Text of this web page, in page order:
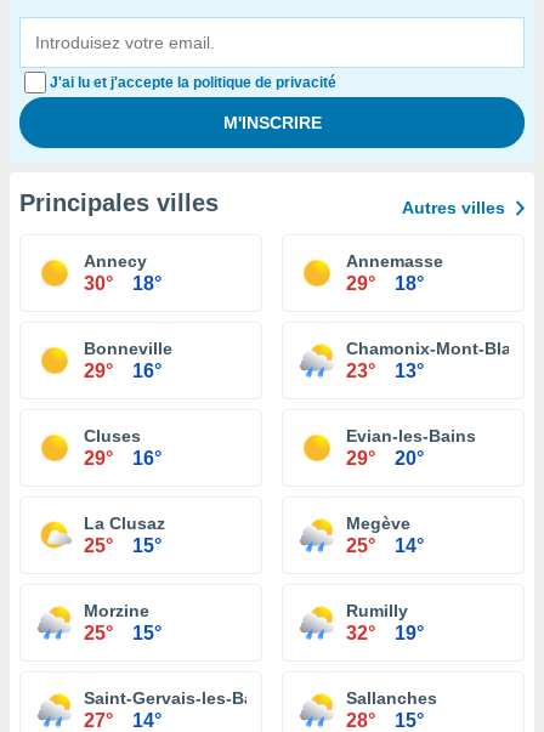
J'ai lu et j'accepte la politique de privacité
Principales villes Autres villes
Annecy
30° 18°
Annemasse
29° 18°
Bonneville
29° 16°
Chamonix-Mont-Blanc
23° 13°
Cluses
29° 16°
Evian-les-Bains
29° 20°
La Clusaz
25° 15°
Megève
25° 14°
Morzine
25° 15°
Rumilly
32° 19°
Saint-Gervais-les-Bains
27° 14°
Sallanches
28° 15°